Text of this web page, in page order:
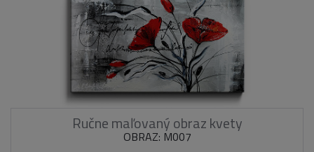
Ručne maľovaný obraz kvety
OBRAZ: M007